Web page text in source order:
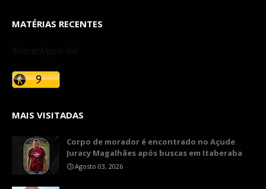
MATÉRIAS RECENTES
3/recent/post-list
MAIS VISITADAS
Corpo de morador é encontrado no Açude
Juracy Magalhães após buscas em Itaberaba
Agosto 03, 2026